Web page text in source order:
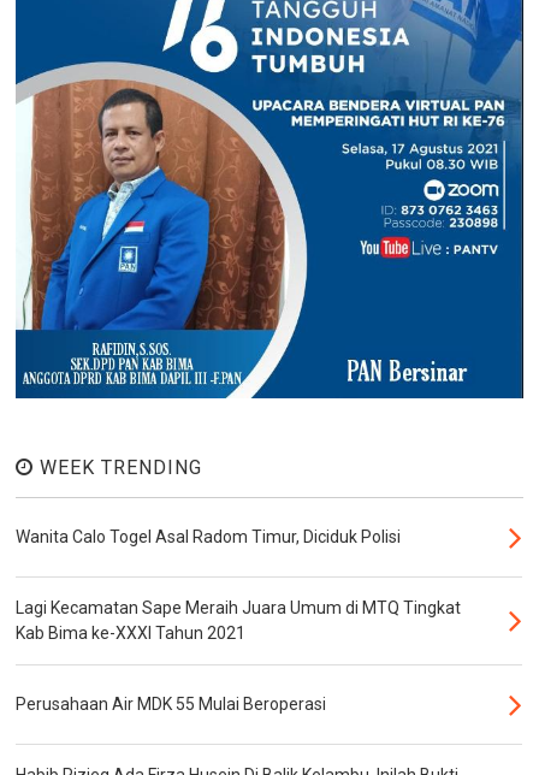
WEEK TRENDING
Wanita Calo Togel Asal Radom Timur, Diciduk Polisi
Lagi Kecamatan Sape Meraih Juara Umum di MTQ Tingkat
Kab Bima ke-XXXI Tahun 2021
Perusahaan Air MDK 55 Mulai Beroperasi